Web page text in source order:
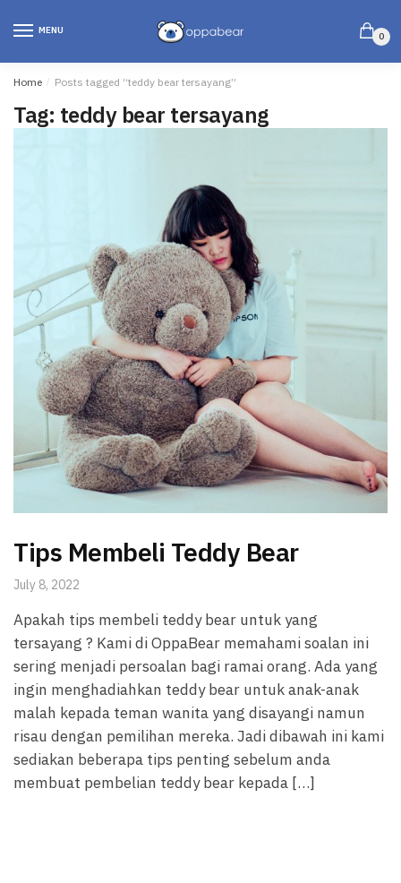
MENU
0
Home / Posts tagged “teddy bear tersayang”
Tag: teddy bear tersayang
Tips Membeli Teddy Bear
July 8, 2022
Apakah tips membeli teddy bear untuk yang
tersayang ? Kami di OppaBear memahami soalan ini
sering menjadi persoalan bagi ramai orang. Ada yang
ingin menghadiahkan teddy bear untuk anak-anak
malah kepada teman wanita yang disayangi namun
risau dengan pemilihan mereka. Jadi dibawah ini kami
sediakan beberapa tips penting sebelum anda
membuat pembelian teddy bear kepada […]